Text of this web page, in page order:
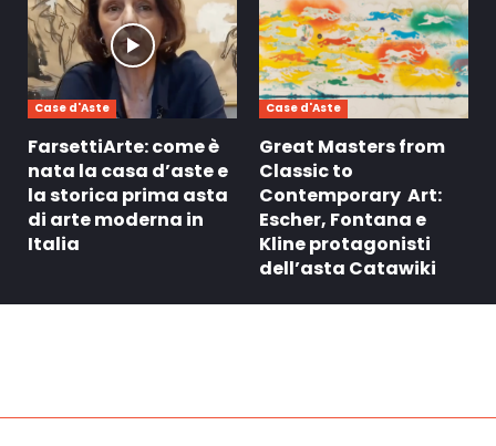
Case d'Aste
FarsettiArte: come è
nata la casa d’aste e
la storica prima asta
di arte moderna in
Italia
Case d'Aste
Great Masters from
Classic to
Contemporary Art:
Escher, Fontana e
Kline protagonisti
dell’asta Catawiki